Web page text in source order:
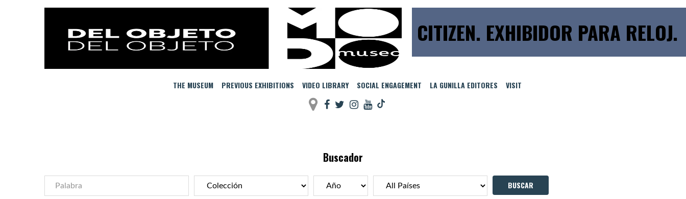
CITIZEN. EXHIBIDOR PARA RELOJ.
THE MUSEUM PREVIOUS EXHIBITIONS VIDEO LIBRARY SOCIAL ENGAGEMENT LA GUNILLA EDITORES VISIT
Buscador